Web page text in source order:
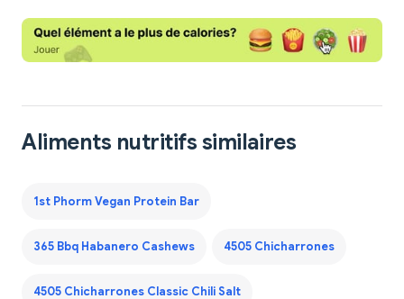
Aliments nutritifs similaires
1st Phorm Vegan Protein Bar
365 Bbq Habanero Cashews 4505 Chicharrones
4505 Chicharrones Classic Chili Salt